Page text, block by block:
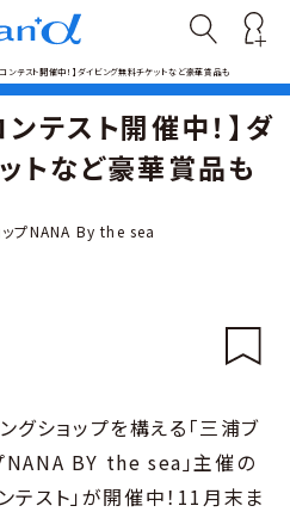
コンテスト開催中！】ダイビング無料チケットなど豪華賞品も
テスト開催中！】ダ
トなど豪華賞品も
ップNANA By the sea
ショップを構える「三浦ブ
NANA BY the sea」主催の
テスト」が開催中！11月末ま